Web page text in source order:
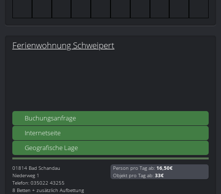
Ferienwohnung Schweipert
Buchungsanfrage
Internetseite
Geografische Lage
01814 Bad Schandau
Niederweg 1
Telefon: 035022 43255
8 Betten + zusätzlich Aufbettung
Person pro Tag ab: 16,50€
Objekt pro Tag ab: 33€